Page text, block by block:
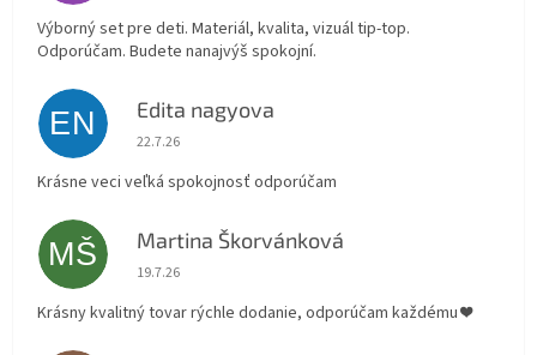
Výborný set pre deti. Materiál, kvalita, vizuál tip-top.
Odporúčam. Budete nanajvýš spokojní.
EN Edita nagyova
Hodnotenie obchodu je 5 z 5 hviezdičiek.
22.7.26
Krásne veci veľká spokojnosť odporúčam
MŠ Martina Škorvánková
Hodnotenie obchodu je 5 z 5 hviezdičiek.
19.7.26
Krásny kvalitný tovar rýchle dodanie, odporúčam každému ❤️